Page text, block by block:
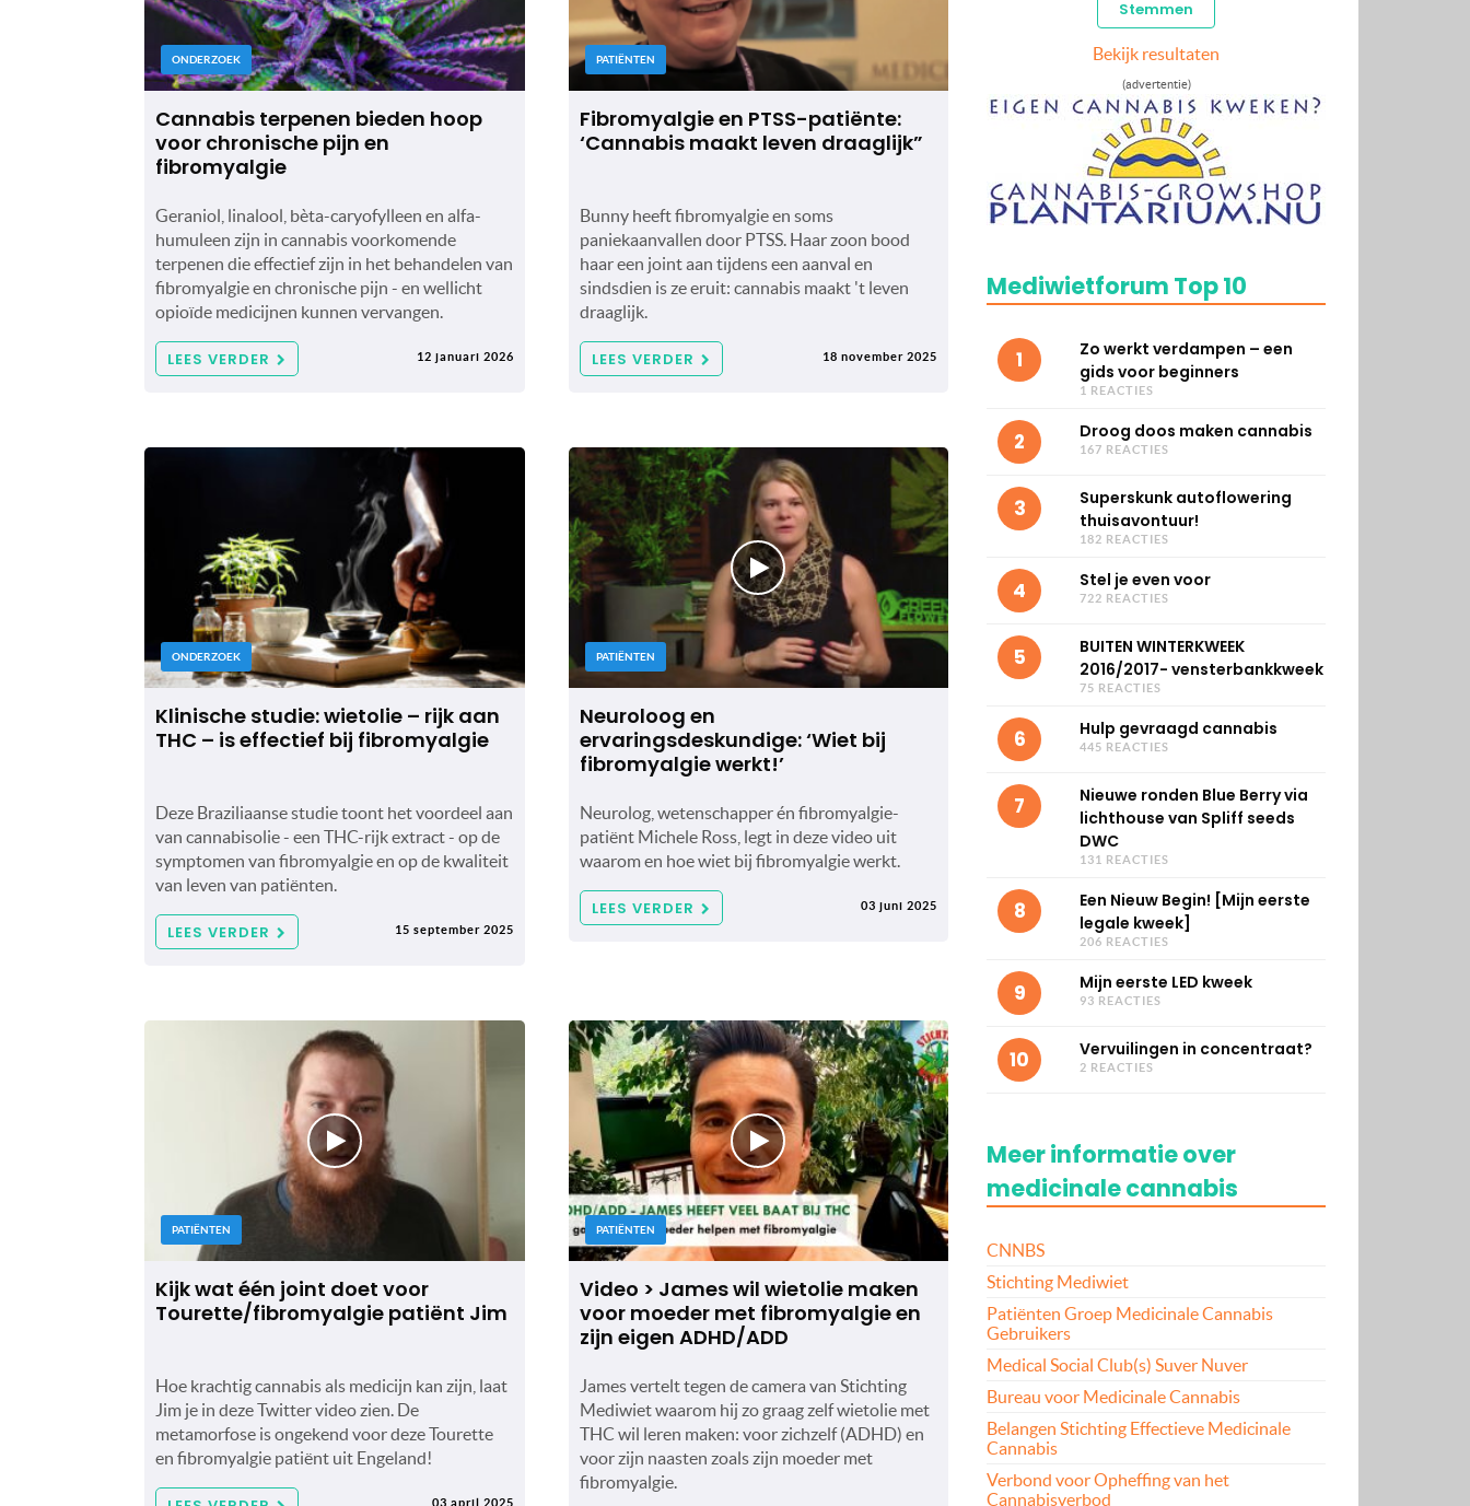
ONDERZOEK
Cannabis terpenen bieden hoop
voor chronische pijn en
fibromyalgie
Geraniol, linalool, bèta-caryofylleen en alfa-
humuleen zijn in cannabis voorkomende
terpenen die effectief zijn in het behandelen van
fibromyalgie en chronische pijn - en wellicht
opioïde medicijnen kunnen vervangen.
LEES VERDER 12 januari 2026
PATIËNTEN
Fibromyalgie en PTSS-patiënte:
‘Cannabis maakt leven draaglijk”
Bunny heeft fibromyalgie en soms
paniekaanvallen door PTSS. Haar zoon bood
haar een joint aan tijdens een aanval en
sindsdien is ze eruit: cannabis maakt 't leven
draaglijk.
LEES VERDER 18 november 2025
ONDERZOEK
Klinische studie: wietolie – rijk aan
THC – is effectief bij fibromyalgie
Deze Braziliaanse studie toont het voordeel aan
van cannabisolie - een THC-rijk extract - op de
symptomen van fibromyalgie en op de kwaliteit
van leven van patiënten.
LEES VERDER 15 september 2025
PATIËNTEN
Neuroloog en
ervaringsdeskundige: ‘Wiet bij
fibromyalgie werkt!’
Neurolog, wetenschapper én fibromyalgie-
patiënt Michele Ross, legt in deze video uit
waarom en hoe wiet bij fibromyalgie werkt.
LEES VERDER 03 juni 2025
PATIËNTEN
Kijk wat één joint doet voor
Tourette/fibromyalgie patiënt Jim
Hoe krachtig cannabis als medicijn kan zijn, laat
Jim je in deze Twitter video zien. De
metamorfose is ongekend voor deze Tourette
en fibromyalgie patiënt uit Engeland!
03 april 2025
PATIËNTEN
Video > James wil wietolie maken
voor moeder met fibromyalgie en
zijn eigen ADHD/ADD
James vertelt tegen de camera van Stichting
Mediwiet waarom hij zo graag zelf wietolie met
THC wil leren maken: voor zichzelf (ADHD) en
voor zijn naasten zoals zijn moeder met
fibromyalgie.
Bekijk resultaten
(advertentie)
Mediwietforum Top 10
1
Zo werkt verdampen – een
gids voor beginners
1 REACTIES
2 Droog doos maken cannabis
167 REACTIES
3
Superskunk autoflowering
thuisavontuur!
182 REACTIES
4 Stel je even voor
722 REACTIES
5
BUITEN WINTERKWEEK
2016/2017- vensterbankkweek
75 REACTIES
6 Hulp gevraagd cannabis
445 REACTIES
7
Nieuwe ronden Blue Berry via
lichthouse van Spliff seeds
DWC
131 REACTIES
8
Een Nieuw Begin! [Mijn eerste
legale kweek]
206 REACTIES
9 Mijn eerste LED kweek
93 REACTIES
10 Vervuilingen in concentraat?
2 REACTIES
Meer informatie over
medicinale cannabis
CNNBS
Stichting Mediwiet
Patiënten Groep Medicinale Cannabis
Gebruikers
Medical Social Club(s) Suver Nuver
Bureau voor Medicinale Cannabis
Belangen Stichting Effectieve Medicinale
Cannabis
Verbond voor Opheffing van het
Cannabisverbod